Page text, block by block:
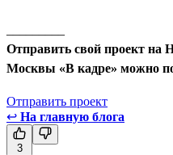
Отправить свой проект на
Москвы «В кадре» можно
Отправить проект
↩ На главную блога
3